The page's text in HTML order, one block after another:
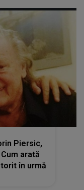
Piersic,
arată
în urmă